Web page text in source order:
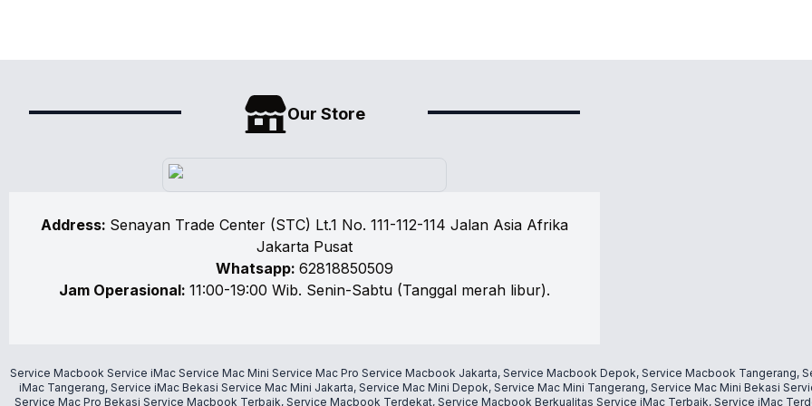
Our Store
Address: Senayan Trade Center (STC) Lt.1 No. 111-112-114 Jalan Asia Afrika
Jakarta Pusat
Whatsapp: 62818850509
Jam Operasional: 11:00-19:00 Wib. Senin-Sabtu (Tanggal merah libur).
Service Macbook Service iMac Service Mac Mini Service Mac Pro Service Macbook Jakarta, Service Macbook Depok, Service Macbook Tangerang,
iMac Tangerang, Service iMac Bekasi Service Mac Mini Jakarta, Service Mac Mini Depok, Service Mac Mini Tangerang, Service Mac Mini Bekasi
Service Mac Pro Bekasi Service Macbook Terbaik, Service Macbook Terdekat, Service Macbook Berkualitas Service iMac Terbaik, Service iMac